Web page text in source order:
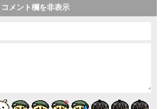
コメント欄を非表示